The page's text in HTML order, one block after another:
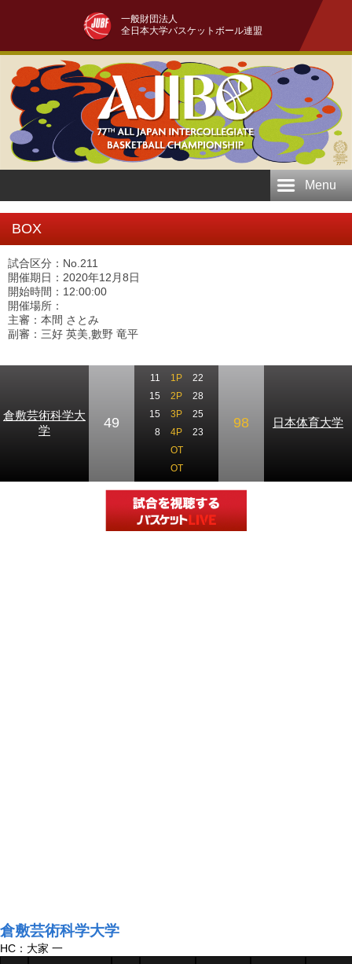
一般財団法人
全日本大学バスケットボール連盟
Menu
BOX
試合区分：No.211
開催期日：2020年12月8日
開始時間：12:00:00
開催場所：
主審：本間 さとみ
副審：三好 英美,數野 竜平
倉敷芸術科学大
学
49
11 1P
22
15
2P
28
15
3P
25
8
4P
23
OT
OT
98 日本体育大学
倉敷芸術科学大学
HC：大家 一